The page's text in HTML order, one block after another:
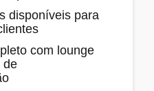
disponíveis para
com lounge
de